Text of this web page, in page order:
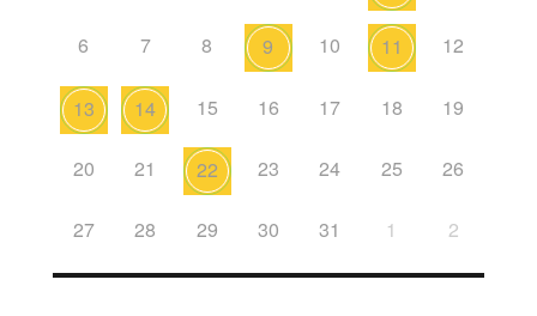
6 7 8 9 10 11 12
13 14 15 16 17 18 19
20 21 22 23 24 25 26
27 28 29 30 31 1 2